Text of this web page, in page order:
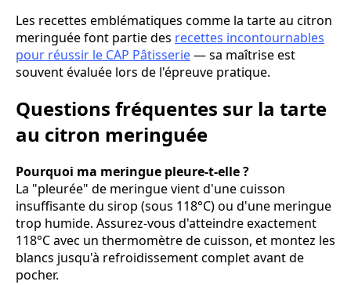
Les recettes emblématiques comme la tarte au citron
meringuée font partie des recettes incontournables
pour réussir le CAP Pâtisserie— sa maîtrise est
souvent évaluée lors de l'épreuve pratique.
Questions fréquentes sur la tarte
au citron meringuée
Pourquoi ma meringue pleure-t-elle ?
La "pleurée" de meringue vient d'une cuisson
insuffisante du sirop (sous 118°C) ou d'une meringue
trop humide. Assurez-vous d'atteindre exactement
118°C avec un thermomètre de cuisson, et montez les
blancs jusqu'à refroidissement complet avant de
pocher.